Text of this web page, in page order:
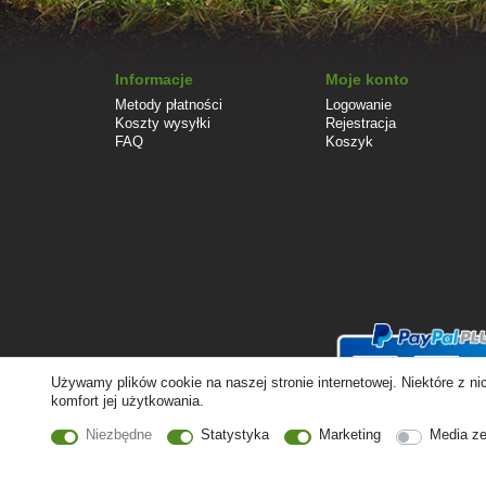
Informacje
Metody płatności
Koszty wysyłki
FAQ
Moje konto
Logowanie
Rejestracja
Koszyk
© Copyright 2026 | Wszelkie prawa zastrzezone. - Ceny zawierają ustawę
Używamy plików cookie na naszej stronie internetowej. Niektóre z
komfort jej użytkowania.
Niezbędne Statystyka Marketing Media